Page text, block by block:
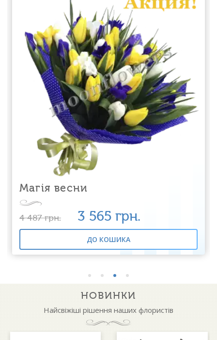
Магія весни
4 487грн. 3 565 грн.
ДО КОШИКА
НОВИНКИ
Найсвіжіші рішення наших флористів